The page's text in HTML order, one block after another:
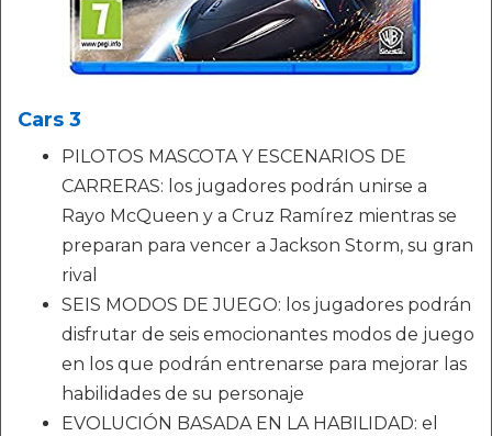
Cars 3
PILOTOS MASCOTA Y ESCENARIOS DE
CARRERAS: los jugadores podrán unirse a
Rayo McQueen y a Cruz Ramírez mientras se
preparan para vencer a Jackson Storm, su gran
rival
SEIS MODOS DE JUEGO: los jugadores podrán
disfrutar de seis emocionantes modos de juego
en los que podrán entrenarse para mejorar las
habilidades de su personaje
EVOLUCIÓN BASADA EN LA HABILIDAD: el